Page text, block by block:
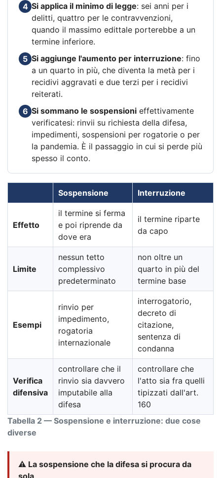
4 Si applica il minimo di legge: sei anni per i
delitti, quattro per le contravvenzioni,
quando il massimo edittale porterebbe a un
termine inferiore.
5 Si aggiunge l'aumento per interruzione: fino
a un quarto in più, che diventa la metà per i
recidivi aggravati e due terzi per i recidivi
reiterati.
6 Si sommano le sospensioni effettivamente
verificatesi: rinvii su richiesta della difesa,
impedimenti, sospensioni per rogatorie o per
la pandemia. È il passaggio in cui si perde più
spesso il conto.
Tabella 2 — Sospensione e interruzione: due cose
diverse
Sospensione Interruzione
Effetto
il termine si ferma
e poi riprende da
dove era
il termine riparte
da capo
Limite
nessun tetto
complessivo
predeterminato
non oltre un
quarto in più del
termine base
Esempi
rinvio per
impedimento,
rogatoria
internazionale
interrogatorio,
decreto di
citazione,
sentenza di
condanna
Verifica
difensiva
controllare che il
rinvio sia davvero
imputabile alla
difesa
controllare che
l'atto sia fra quelli
tipizzati dall'art.
160
⚠️ La sospensione che la difesa si procura da
sola